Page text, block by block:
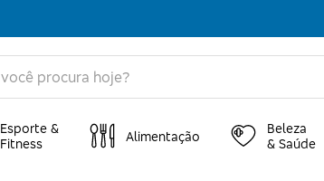
Esporte &
Fitness
Alimentação
Beleza
& Saúde